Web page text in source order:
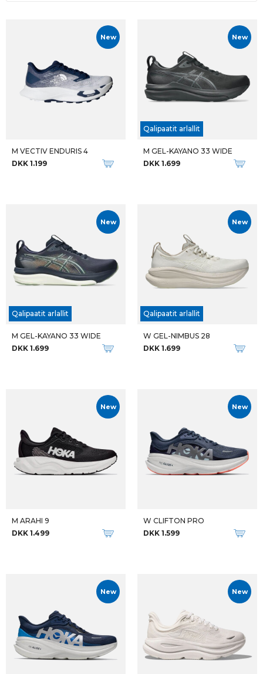
New
M VECTIV ENDURIS 4
DKK 1.199
Qalipaatit arlallit
New
M GEL-KAYANO 33 WIDE
DKK 1.699
Qalipaatit arlallit
New
M GEL-KAYANO 33 WIDE
DKK 1.699
Qalipaatit arlallit
New
W GEL-NIMBUS 28
DKK 1.699
New
M ARAHI 9
DKK 1.499
New
W CLIFTON PRO
DKK 1.599
New New